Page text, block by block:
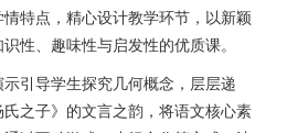
特点，精心设计教学环节，以新颖
性、趣味性与启发性的优质课。
引导学生探究几何概念，层层递
之子》的文言之韵，将语文核心素